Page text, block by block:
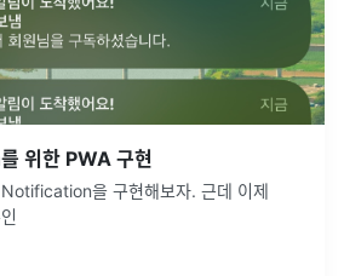
위한 PWA 구현
을 구현해보자. 근데 이제